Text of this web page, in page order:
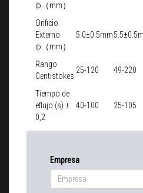
ф（mm）
Orificio
Externo
ф（mm）
5.0±0.5mm
Rango
Centistokes
25-120 49-220
Tiempo de
eflujo (s) ±
0,2
40-100 25-105
Empresa